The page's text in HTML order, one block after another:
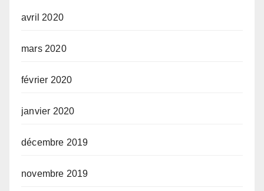
avril 2020
mars 2020
février 2020
janvier 2020
décembre 2019
novembre 2019